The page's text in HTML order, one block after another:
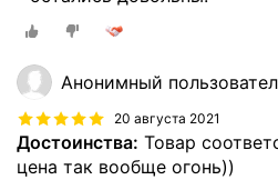
Анонимный
20 августа 2021
Достоинства: Товар
цена так вообще огонь))